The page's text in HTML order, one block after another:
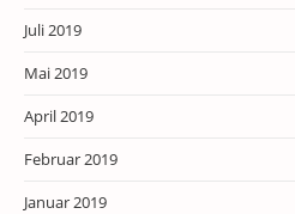
Juli 2019
Mai 2019
April 2019
Februar 2019
Januar 2019